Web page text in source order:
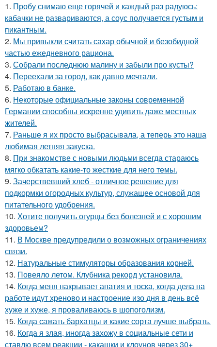
1. Пробу снимаю еще горячей и каждый раз радуюсь:
кабачки не развариваются, а соус получается густым и
пикантным.
2. Мы привыкли считать сахар обычной и безобидной
частью ежедневного рациона.
3. Собрали последнюю малину и забыли про кусты?
4. Переехали за город, как давно мечтали.
5. Работаю в банке.
6. Некоторые официальные законы современной
Германии способны искренне удивить даже местных
жителей.
7. Раньше я их просто выбрасывала, а теперь это наша
любимая летняя закуска.
8. При знакомстве с новыми людьми всегда стараюсь
мягко обкатать какие-то жесткие для него темы.
9. Зачерствевший хлеб - отличное решение для
подкормки огородных культур, служащее основой для
питательного удобрения.
10. Хотите получить огурцы без болезней и с хорошим
здоровьем?
11. В Москве предупредили о возможных ограничениях
связи.
12. Натуральные стимуляторы образования корней.
13. Повеяло летом. Клубника рекорд установила.
14. Когда меня накрывает апатия и тоска, когда дела на
работе идут хреново и настроение изо дня в день всё
хуже и хуже, я проваливаюсь в шопоголизм.
15. Когда сажать бархатцы и какие сорта лучше выбрать.
16. Когда я злая, иногда захожу в социальные сети и
ставлю всем реакции - какашки и клоунов через 30+